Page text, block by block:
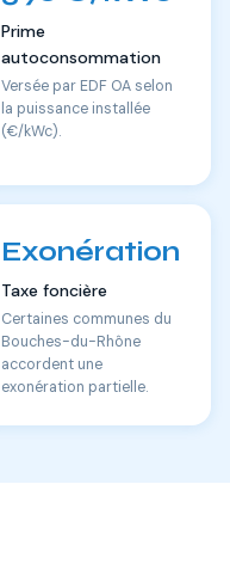
Prime
autoconsommation
Versée par EDF OA selon
la puissance installée
(€/kWc).
Exonération
Taxe foncière
Certaines communes du
Bouches-du-Rhône
accordent une
exonération partielle.